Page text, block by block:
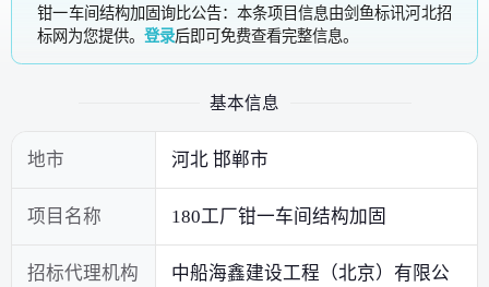
钳一车间结构加固询比公告：本条项目信息由剑鱼标讯河北招
标网为您提供。登录后即可免费查看完整信息。
基本信息
地市 河北 邯郸市
项目名称 180工厂钳一车间结构加固
招标代理机构
中船海鑫建设工程（北京）有限公